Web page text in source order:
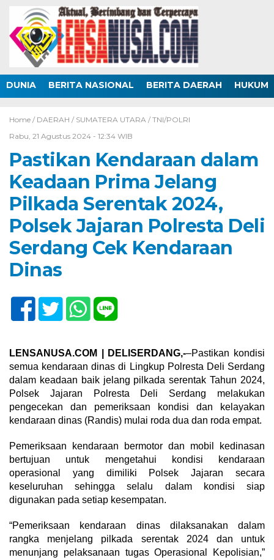
DUNIA BERITA NASIONAL BERITA DAERAH HUKUM
Home / DAERAH / SUMATERA UTARA / TNI/POLRI
Rabu, 21 Agustus 2024 - 12:34 WIB
Pastikan Kendaraan dalam
Keadaan Prima Jelang
Pilkada Serentak 2024,
Polsek Jajaran Polresta Deli
Serdang Cek Kendaraan
Dinas
LENSANUSA.COM | DELISERDANG,-–Pastikan kondisi
semua kendaraan dinas di Lingkup Polresta Deli Serdang
dalam keadaan baik jelang pilkada serentak Tahun 2024,
Polsek Jajaran Polresta Deli Serdang melakukan
pengecekan dan pemeriksaan kondisi dan kelayakan
kendaraan dinas (Randis) mulai roda dua dan roda empat.
Pemeriksaan kendaraan bermotor dan mobil kedinasan
bertujuan untuk mengetahui kondisi kendaraan
operasional yang dimiliki Polsek Jajaran secara
keseluruhan sehingga selalu dalam kondisi siap
digunakan pada setiap kesempatan.
“Pemeriksaan kendaraan dinas dilaksanakan dalam
rangka menjelang pilkada serentak 2024 dan untuk
menunjang pelaksanaan tugas Operasional Kepolisian,”